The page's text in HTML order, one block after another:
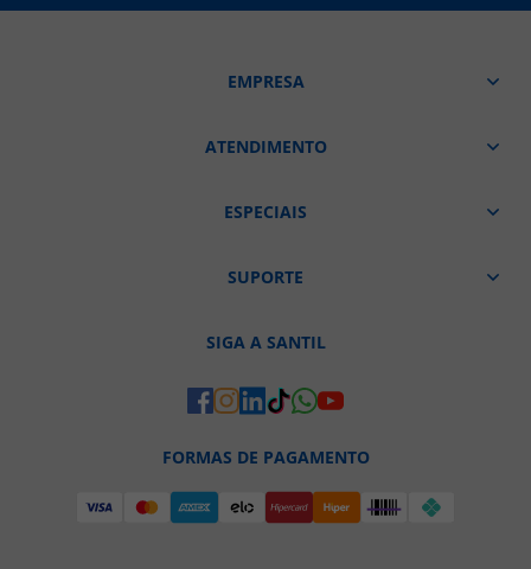
EMPRESA
ATENDIMENTO
ESPECIAIS
SUPORTE
SIGA A SANTIL
FORMAS DE PAGAMENTO